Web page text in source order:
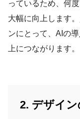
っているため、何
大幅に向上します
ンにとって、AIの
上につながります。
2. デザイ